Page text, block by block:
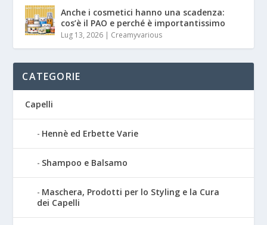
Anche i cosmetici hanno una scadenza:
cos’è il PAO e perché è importantissimo
Lug 13, 2026 | Creamyvarious
CATEGORIE
Capelli
Hennè ed Erbette Varie
Shampoo e Balsamo
Maschera, Prodotti per lo Styling e la Cura
dei Capelli